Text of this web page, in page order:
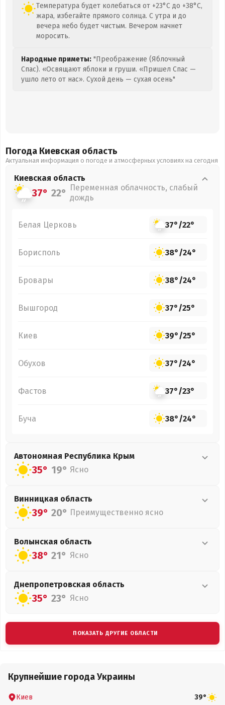
Температура будет колебаться от +23°C до +38°C,
жара, избегайте прямого солнца. С утра и до
вечера небо будет чистым. Вечером начнет
моросить.
Народные приметы: "Преображение (Яблочный
Спас). «Освящают яблоки и груши. «Пришел Спас —
ушло лето от нас». Сухой день — сухая осень"
Погода Киевская область
Актуальная информация о погоде и атмосферных условиях на сегодня
Киевская область
37° 22° Переменная облачность, слабый
дождь
Белая Церковь 37°/22°
Борисполь 38°/24°
Бровары 38°/24°
Вышгород 37°/25°
Киев 39°/25°
Обухов 37°/24°
Фастов 37°/23°
Буча 38°/24°
Автономная Республика Крым
35° 19° Ясно
Винницкая область
39° 20° Преимущественно ясно
Волынская область
38° 21° Ясно
Днепропетровская область
35° 23° Ясно
ПОКАЗАТЬ ДРУГИЕ ОБЛАСТИ
Крупнейшие города Украины
Киев 39°